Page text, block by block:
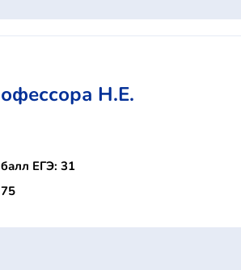
Н.Е.
ЕГЭ: 31